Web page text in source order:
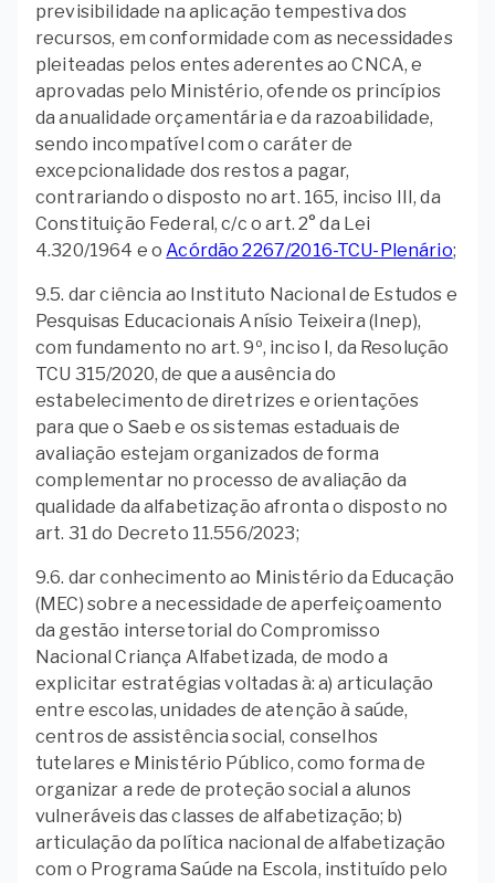
previsibilidade na aplicação tempestiva dos
recursos, em conformidade com as necessidades
pleiteadas pelos entes aderentes ao CNCA, e
aprovadas pelo Ministério, ofende os princípios
da anualidade orçamentária e da razoabilidade,
sendo incompatível com o caráter de
excepcionalidade dos restos a pagar,
contrariando o disposto no art. 165, inciso III, da
Constituição Federal, c/c o art. 2° da Lei
4.320/1964 e oAcórdão 2267/2016-TCU-Plenário;
9.5. dar ciência ao Instituto Nacional de Estudos e
Pesquisas Educacionais Anísio Teixeira (Inep),
com fundamento no art. 9º, inciso I, da Resolução
TCU 315/2020, de que a ausência do
estabelecimento de diretrizes e orientações
para que o Saeb e os sistemas estaduais de
avaliação estejam organizados de forma
complementar no processo de avaliação da
qualidade da alfabetização afronta o disposto no
art. 31 do Decreto 11.556/2023;
9.6. dar conhecimento ao Ministério da Educação
(MEC) sobre a necessidade de aperfeiçoamento
da gestão intersetorial do Compromisso
Nacional Criança Alfabetizada, de modo a
explicitar estratégias voltadas à: a) articulação
entre escolas, unidades de atenção à saúde,
centros de assistência social, conselhos
tutelares e Ministério Público, como forma de
organizar a rede de proteção social a alunos
vulneráveis das classes de alfabetização; b)
articulação da política nacional de alfabetização
com o Programa Saúde na Escola, instituído pelo